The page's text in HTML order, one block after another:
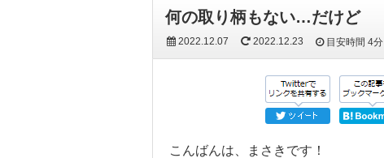
何の取り柄もない…だけど
2022.12.07 2022.12.23 目安時間4分
こんばんは、まさきです！